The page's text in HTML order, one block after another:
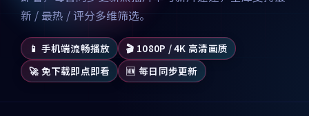
新 / 最热 / 评分多维筛选。
📱 手机端流畅播放
🎬 1080P / 4K 高清画质
🚀 免下载即点即看
🆕 每日同步更新